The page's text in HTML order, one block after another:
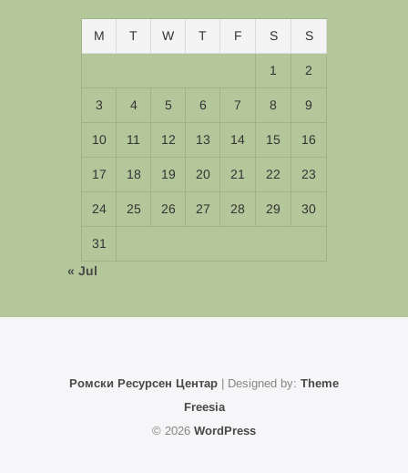
M T W T F S S
1 2
3 4 5 6 7 8 9
10 11 12 13 14 15 16
17 18 19 20 21 22 23
24 25 26 27 28 29 30
31
« Jul
Ромски Ресурсен Центар | Designed by: Theme
Freesia
© 2026 WordPress